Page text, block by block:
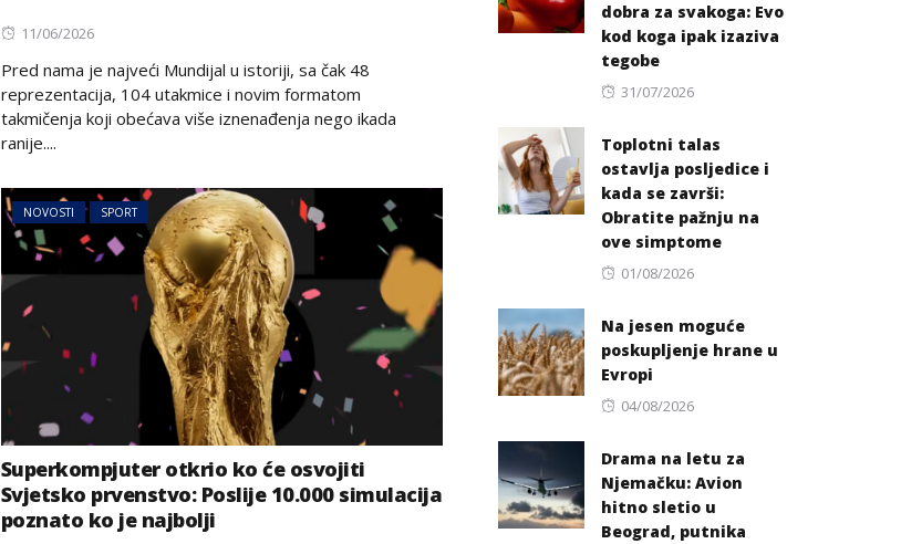
Posted
11/06/2026
Pred nama je najveći Mundijal u istoriji, sa čak 48
reprezentacija, 104 utakmice i novim formatom
takmičenja koji obećava više iznenađenja nego ikada
ranije....
NOVOSTI SPORT
Superkompjuter otkrio ko će osvojiti
Svjetsko prvenstvo: Poslije 10.000 simulacija
poznato ko je najbolji
dobra za svakoga: Evo
kod koga ipak izaziva
tegobe
Posted
31/07/2026
Toplotni talas
ostavlja posljedice i
kada se završi:
Obratite pažnju na
ove simptome
Posted
01/08/2026
Na jesen moguće
poskupljenje hrane u
Evropi
Posted
04/08/2026
Drama na letu za
Njemačku: Avion
hitno sletio u
Beograd, putnika